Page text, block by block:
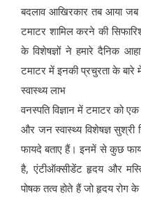
बदलाव आखिरकार तब आया जब
टमाटर शामिल करने की
के विशेषज्ञों ने हमारे दैनिक
टमाटर में इनकी प्रचुरता के बारे
स्वास्थ्य लाभ
वनस्पति विज्ञान में टमाटर को
और जन स्वास्थ्य विशेषज्ञ
फायदे बताए हैं। इनमें से कुछ
है, एंटीऑक्सीडेंट हृदय और
पोषक तत्व होते हैं जो हृदय